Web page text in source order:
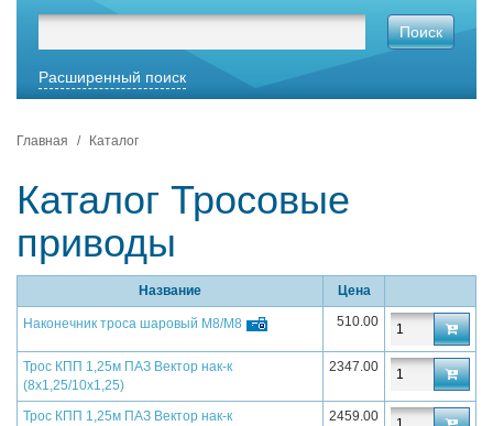
Поиск
Расширенный поиск
Главная Каталог
Каталог Тросовые
приводы
Название Цена
Наконечник троса шаровый М8/М8 510.00
Трос КПП 1,25м ПАЗ Вектор нак-к
(8х1,25/10х1,25)
2347.00
Трос КПП 1,25м ПАЗ Вектор нак-к
2459.00